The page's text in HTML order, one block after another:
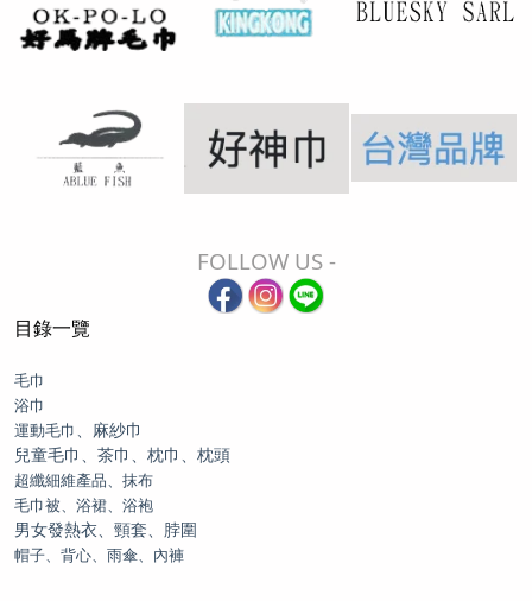
FOLLOW US -
目錄一覽
毛巾
浴巾
運動毛巾
、麻紗巾
兒童毛巾、茶巾、枕巾、枕頭
超纖細維產品、抹布
毛巾被、浴裙、浴袍
男女發熱衣、頸套、脖圍
帽子、背心、雨傘、內褲